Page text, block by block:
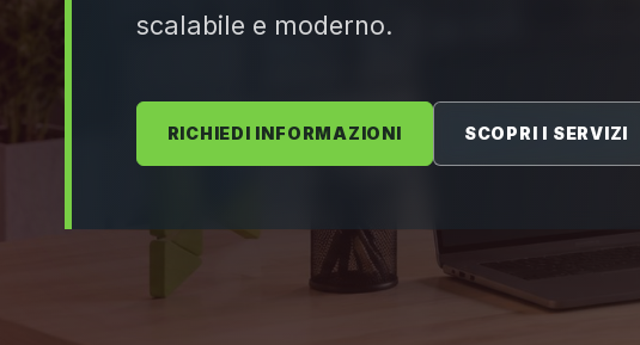
scalabile e moderno.
RICHIEDI INFORMAZIONI SCOPRI I SERVIZI